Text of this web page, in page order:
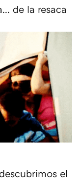
de la resaca
el